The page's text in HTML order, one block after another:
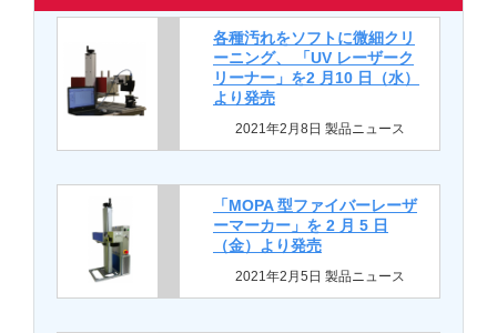
各種汚れをソフトに微細クリ
ーニング、 「UV レーザーク
リーナー」を2 月10 日（水）
より発売
2021年2月8日 製品ニュース
「MOPA 型ファイバーレーザ
ーマーカー」を 2 月 5 日
（金）より発売
2021年2月5日 製品ニュース